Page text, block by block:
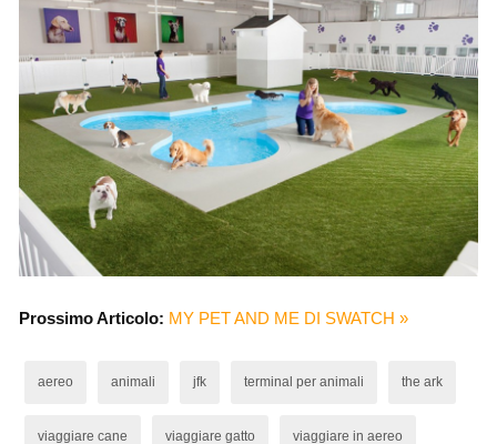
Prossimo Articolo: MY PET AND ME DI SWATCH »
aereo animali jfk terminal per animali the ark
viaggiare cane viaggiare gatto viaggiare in aereo